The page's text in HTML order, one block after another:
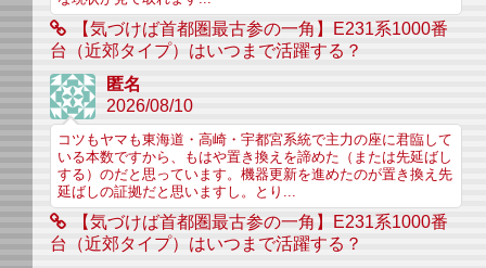
【気づけば首都圏最古参の一角】E231系1000番
台（近郊タイプ）はいつまで活躍する？
匿名
2026/08/10
コツもヤマも東海道・高崎・宇都宮系統で主力の座に君臨して
いる本数ですから、もはや置き換えを諦めた（または先延ばし
する）のだと思っています。機器更新を進めたのが置き換え先
延ばしの証拠だと思いますし。とり...
【気づけば首都圏最古参の一角】E231系1000番
台（近郊タイプ）はいつまで活躍する？